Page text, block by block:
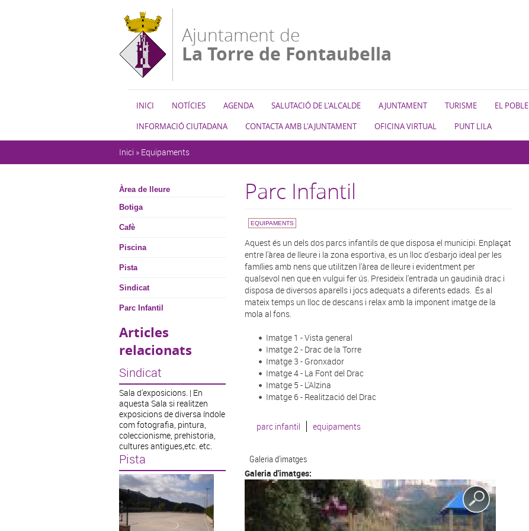
Ajuntament de
La Torre de Fontaubella
INICI NOTÍCIES AGENDA SALUTACIÓ DE L'ALCALDE AJUNTAMENT TURISME EL POBLE
INFORMACIÓ CIUTADANA
CONTACTA AMB L'AJUNTAMENT OFICINA VIRTUAL PUNT LILA
Inici » Equipaments
Àrea de lleure
Botiga
Cafè
Piscina
Pista
Sindicat
Parc Infantil
Articles
relacionats
Sindicat
Sala d'exposicions. | En
aquesta Sala si realitzen
exposicions de diversa índole
com fotografia, pintura,
coleccionisme, prehistoria,
cultures antigues,etc. etc.
Pista
Parc Infantil
EQUIPAMENTS
Aquest és un dels dos parcs infantils de que disposa el municipi. Enplaçat
entre l'àrea de lleure i la zona esportiva, es un lloc d'esbarjo ideal per les
famílies amb nens que utilitzen l'àrea de lleure i evidentment per
qualsevol nen que en vulgui fer ús. Presideix l'entrada un gaudinià drac i
disposa de diversos aparells i jocs adequats a diferents edads. És al
mateix temps un lloc de descans i relax amb la imponent imatge de la
mola al fons.
Imatge 1 - Vista general
Imatge 2 - Drac de la Torre
Imatge 3 - Gronxador
Imatge 4 - La Font del Drac
Imatge 5 - L'Alzina
Imatge 6 - Realització del Drac
parc infantil equipaments
Galeria d'imatges
Galeria d'imatges: